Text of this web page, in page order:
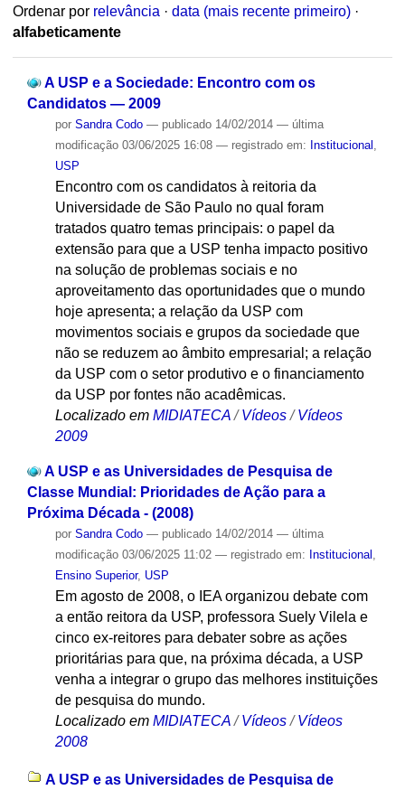
Ordenar por relevância · data (mais recente primeiro) ·
alfabeticamente
A USP e a Sociedade: Encontro com os
Candidatos — 2009
por Sandra Codo — publicado14/02/2014 — última
modificação03/06/2025 16:08 — registrado em: Institucional
USP
Encontro com os candidatos à reitoria da
Universidade de São Paulo no qual foram
tratados quatro temas principais: o papel da
extensão para que a USP tenha impacto positivo
na solução de problemas sociais e no
aproveitamento das oportunidades que o mundo
hoje apresenta; a relação da USP com
movimentos sociais e grupos da sociedade que
não se reduzem ao âmbito empresarial; a relação
da USP com o setor produtivo e o financiamento
da USP por fontes não acadêmicas.
Localizado em MIDIATECA /Vídeos /Vídeos
2009
A USP e as Universidades de Pesquisa de
Classe Mundial: Prioridades de Ação para a
Próxima Década - (2008)
por Sandra Codo — publicado14/02/2014 — última
modificação03/06/2025 11:02 — registrado em: Institucional
Ensino Superior, USP
Em agosto de 2008, o IEA organizou debate com
a então reitora da USP, professora Suely Vilela e
cinco ex-reitores para debater sobre as ações
prioritárias para que, na próxima década, a USP
venha a integrar o grupo das melhores instituições
de pesquisa do mundo.
Localizado em MIDIATECA /Vídeos /Vídeos
2008
A USP e as Universidades de Pesquisa de